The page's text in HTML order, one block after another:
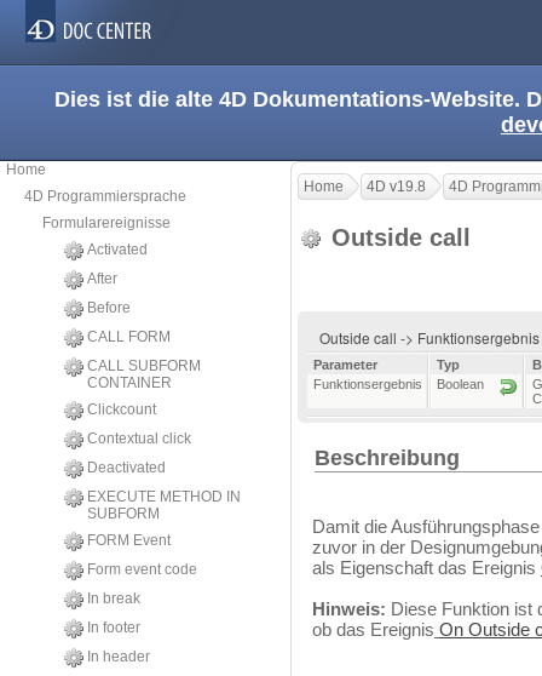
Dies ist die alte 4D Dokumentations-Website.
Home
4D Programmiersprache
Formularereignisse
Activated
After
Before
CALL FORM
CALL SUBFORM
CONTAINER
Clickcount
Contextual click
Deactivated
EXECUTE METHOD IN
SUBFORM
FORM Event
Form event code
In break
In footer
In header
Home 4D v19.8 4D
Outside call
Outside call -> Funktionsergebnis
Parameter Typ
Funktionsergebnis
Boolean
Beschreibung
Damit die
zuvor in der
als Eigenschaft das Ereignis
Hinweis: Diese Funktion ist
ob das Ereignis On Outside